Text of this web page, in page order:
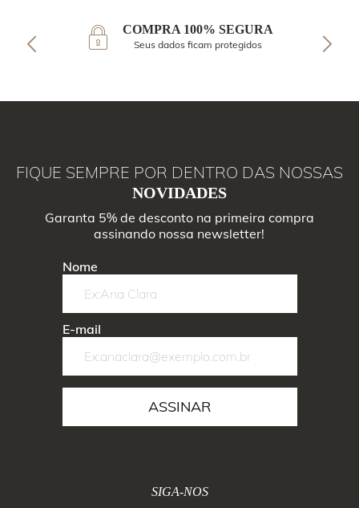
COMPRA 100% SEGURA
Seus dados ficam protegidos
FIQUE SEMPRE POR DENTRO DAS NOSSAS
NOVIDADES
Garanta 5% de desconto na primeira compra
assinando nossa newsletter!
Nome
E-mail
ASSINAR
SIGA-NOS